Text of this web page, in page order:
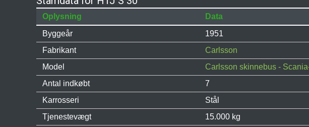
Oplysning
Data
Byggeår
1951
Fabrikant
Carlsson
Model
Carlsson skinnebus -
Antal indkøbt
7
Karrosseri
Stål
Tjenestevægt
15.000 kg